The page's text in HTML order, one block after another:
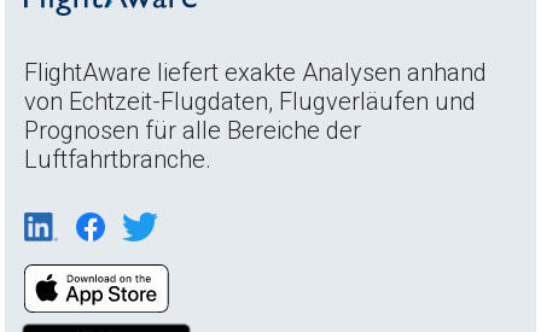
FlightAware liefert exakte Analysen anhand
von Echtzeit-Flugdaten, Flugverläufen und
Prognosen für alle Bereiche der
Luftfahrtbranche.